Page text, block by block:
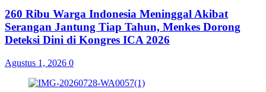
260 Ribu Warga Indonesia Meninggal Akibat
Serangan Jantung Tiap Tahun, Menkes Dorong
Deteksi Dini di Kongres ICA 2026
Agustus 1, 2026 0